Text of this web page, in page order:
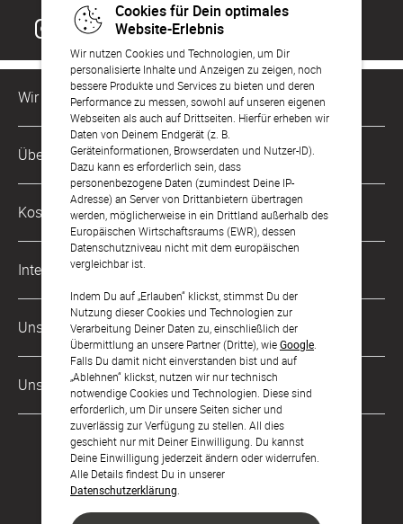
Cookies für Dein optimales
Website-Erlebnis
Wir nutzen Cookies und Technologien, um Dir
personalisierte Inhalte und Anzeigen zu zeigen, noch
bessere Produkte und Services zu bieten und deren
Performance zu messen, sowohl auf unseren eigenen
Webseiten als auch auf Drittseiten. Hierfür erheben wir
Daten von Deinem Endgerät (z. B.
Geräteinformationen, Browserdaten und Nutzer-ID).
Dazu kann es erforderlich sein, dass
personenbezogene Daten (zumindest Deine IP-
Adresse) an Server von Drittanbietern übertragen
werden, möglicherweise in ein Drittland außerhalb des
Europäischen Wirtschaftsraums (EWR), dessen
Datenschutzniveau nicht mit dem europäischen
vergleichbar ist.
Indem Du auf „Erlauben“ klickst, stimmst Du der
Nutzung dieser Cookies und Technologien zur
Verarbeitung Deiner Daten zu, einschließlich der
Übermittlung an unsere Partner (Dritte), wieGoogle
Falls Du damit nicht einverstanden bist und auf
„Ablehnen“ klickst, nutzen wir nur technisch
notwendige Cookies und Technologien. Diese sind
erforderlich, um Dir unsere Seiten sicher und
zuverlässig zur Verfügung zu stellen. All dies
geschieht nur mit Deiner Einwilligung. Du kannst
Deine Einwilligung jederzeit ändern oder widerrufen.
Alle Details findest Du in unserer
Datenschutzerklärung
Wir sind für Dich da
Kundenservice-Hotline
0221 956 725 10
Mo. - Fr. von 9 bis 17 Uhr
kontakt@sendmoments.de
Über Uns
Philosophie
Karriere
Impressum
AGB & Widerrufsrecht
Zahlung & Versand
Datenschutz
Barrierefreiheitserklärung
LLM's
Kostenlose Services
Musterkarten
Digitale Fotoalben
Digitale Gästelisten
FAQ & Hilfe
International
Österreich
Schweiz
Frankreich
Unsere Zahlungsarten
Unsere Partner